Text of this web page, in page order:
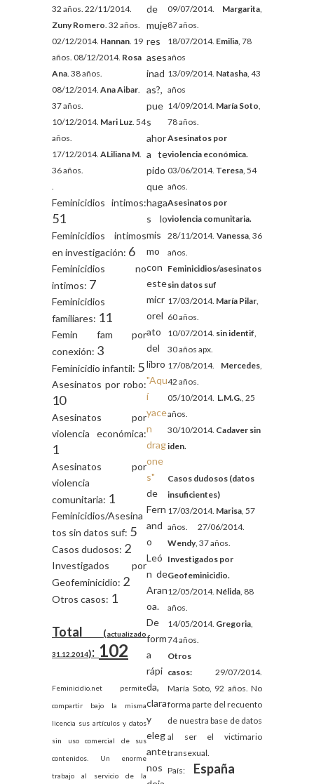
32 años. 22/11/2014.
Zuny Romero. 32 años.
02/12/2014. Hannan. 19
años. 08/12/2014. Rosa
Ana. 38 años.
08/12/2014. Ana Aibar.
37 años.
10/12/2014. Mari Luz. 54
años.
17/12/2014. ALiliana M.
36 años.
.
Feminicidios intimos:
51
Feminicidios intimos
en investigación: 6
Feminicidios no
intimos: 7
Feminicidios
familiares: 11
Femin fam por
conexión: 3
Feminicidio infantil: 5
Asesinatos por robo:
10
Asesinatos por
violencia económica:
1
Asesinatos por
violencia
comunitaria: 1
Feminicidios/Asesina
tos sin datos suf: 5
Casos dudosos: 2
Investigados por
Geofeminicidio: 2
Otros casos: 1
Total (actualizado
31.12.2014): 102
Feminicidio.net permite
compartir bajo la misma
licencia sus artículos y datos
sin uso comercial de sus
contenidos. Un enorme
trabajo al servicio de la
09/07/2014. Margarita,
87 años.
18/07/2014. Emilia, 78
años
13/09/2014. Natasha, 43
años
14/09/2014. María Soto,
78 años.
Asesinatos por
violencia económica.
03/06/2014. Teresa, 54
años.
Asesinatos por
violencia comunitaria.
28/11/2014. Vanessa, 36
años.
Feminicidios/asesinatos
sin datos suf
17/03/2014. María Pilar,
60 años.
10/07/2014. sin identif,
30 años apx.
17/08/2014. Mercedes,
42 años.
05/10/2014. L.M.G., 25
años.
30/10/2014. Cadaver sin
iden.
Casos dudosos (datos
insuficientes)
17/03/2014. Marisa, 57
años. 27/06/2014.
Wendy, 37 años.
Investigados por
Geofeminicidio.
12/05/2014. Nélida, 88
años.
14/05/2014. Gregoria,
74 años.
Otros
casos: 29/07/2014.
María Soto, 92 años. No
forma parte del recuento
de nuestra base de datos
al ser el victimario
transexual.
País: España
de
muje
res
ases
inad
as?,
pue
s
ahor
a te
pido
que
haga
s lo
mis
mo
con
este
micr
orel
ato
del
libro
"Aqu
í
yace
n
drag
one
s"
de
Fern
and
o
Leó
n de
Aran
oa.
De
form
a
rápi
da,
clara
y
eleg
ante
nos